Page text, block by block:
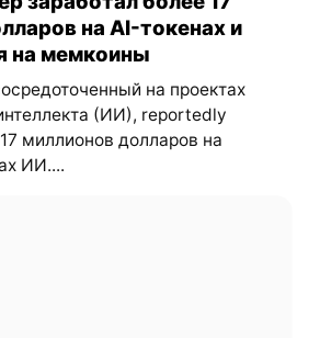
на AI-токенах и
на мемкоины
на проектах
(ИИ), reportedly
миллионов долларов на
ИИ....